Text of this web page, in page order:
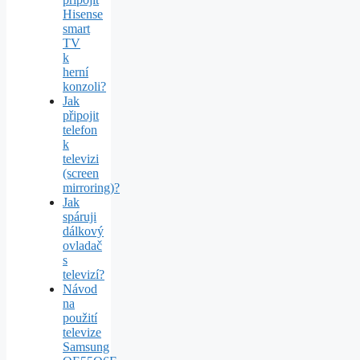
Hisense
smart
TV
k
herní
konzoli?
Jak
připojit
telefon
k
televizi
(screen
mirroring)?
Jak
spáruji
dálkový
ovladač
s
televizí?
Návod
na
použití
televize
Samsung